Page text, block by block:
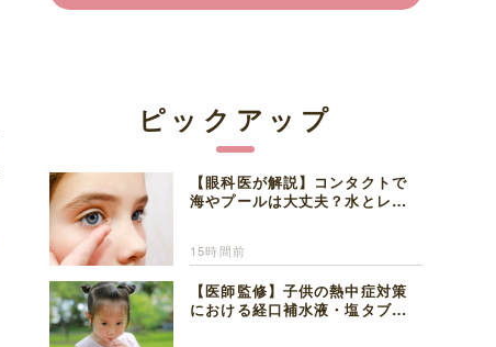
ピックアップ
【眼科医が解説】コンタクトで
海やプールは大丈夫？水とレン
15時間前
【医師監修】子供の熱中症対策
における経口補水液・塩タブレ